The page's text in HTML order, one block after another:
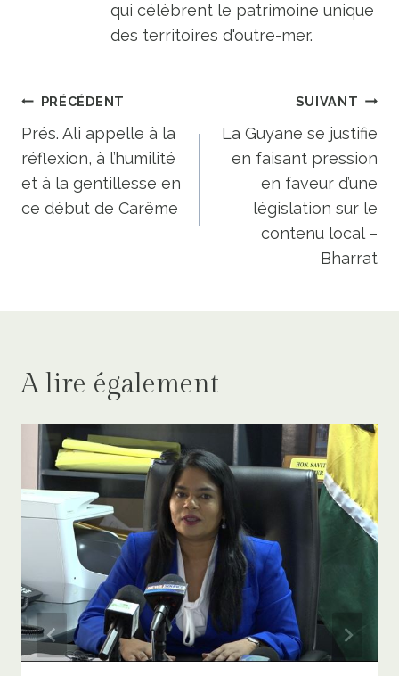
qui célèbrent le patrimoine unique
des territoires d'outre-mer.
Navigation
de
l’article
PRÉCÉDENT
Prés. Ali appelle à la
réflexion, à l’humilité
et à la gentillesse en
ce début de Carême
SUIVANT
La Guyane se justifie
en faisant pression
en faveur d’une
législation sur le
contenu local –
Bharrat
A lire également